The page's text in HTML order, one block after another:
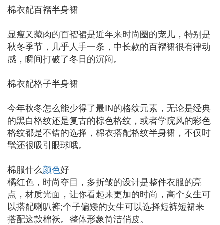
棉衣配百褶半身裙
显瘦又藏肉的百褶裙是近年来时尚圈的宠儿，特别是
秋冬季节，几乎人手一条，中长款的百褶裙很有律动
感，瞬间打破了冬日的沉闷。
棉衣配格子半身裙
今年秋冬怎么能少得了最IN的格纹元素，无论是经典
的黑白格纹还是复古的棕色格纹，或者学院风的彩色
格纹都是不错的选择，棉衣搭配格纹半身裙，不仅时
髦还很吸引眼球哦。
棉服什么颜色好
橘红色，时尚夺目，多折皱的设计是整件衣服的亮
点，材质光面，让你看起来更加的时尚，高个女生可
以搭配喇叭裤;个子偏矮的女生可以选择短裤短裙来
搭配这款棉袄。整体形象简洁俏皮。